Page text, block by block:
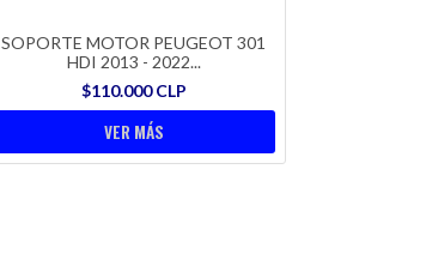
SOPORTE MOTOR PEUGEOT 301
HDI 2013 - 2022...
$110.000 CLP
VER MÁS